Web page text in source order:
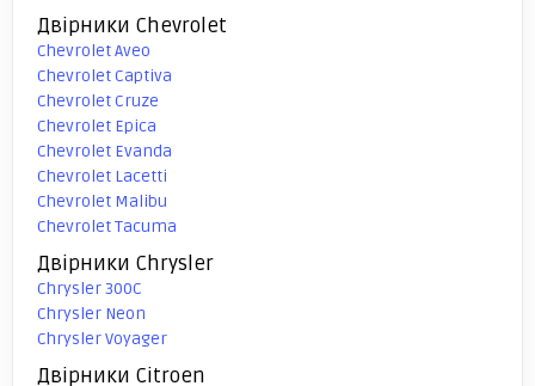
Двірники Chevrolet
Chevrolet Aveo
Chevrolet Captiva
Chevrolet Cruze
Chevrolet Epica
Chevrolet Evanda
Chevrolet Lacetti
Chevrolet Malibu
Chevrolet Tacuma
Двірники Chrysler
Chrysler 300C
Chrysler Neon
Chrysler Voyager
Двірники Citroen